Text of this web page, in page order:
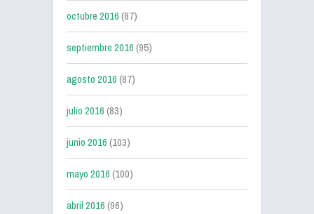
octubre 2016(87)
septiembre 2016(95)
agosto 2016(87)
julio 2016(83)
junio 2016(103)
mayo 2016(100)
abril 2016(96)